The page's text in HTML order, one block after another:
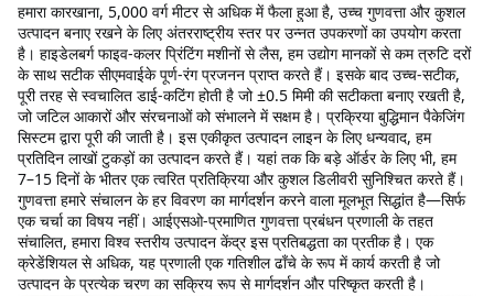
हमारा कारखाना, 5,000 वर्ग मीटर से अधिक में फैला हुआ है, उच्च गुणवत्ता और कुशल
उत्पादन बनाए रखने के लिए अंतरराष्ट्रीय स्तर पर उन्नत उपकरणों का उपयोग करता
है। हाइडेलबर्ग फाइव-कलर प्रिंटिंग मशीनों से लैस, हम उद्योग मानकों से कम त्रुटि दरों
के साथ सटीक सीएमवाईके पूर्ण-रंग प्रजनन प्राप्त करते हैं। इसके बाद उच्च-सटीक,
पूरी तरह से स्वचालित डाई-कटिंग होती है जो ±0.5 मिमी की सटीकता बनाए रखती है,
जो जटिल आकारों और संरचनाओं को संभालने में सक्षम है। प्रक्रिया बुद्धिमान पैकेजिंग
सिस्टम द्वारा पूरी की जाती है। इस एकीकृत उत्पादन लाइन के लिए धन्यवाद, हम
प्रतिदिन लाखों टुकड़ों का उत्पादन करते हैं। यहां तक कि बड़े ऑर्डर के लिए भी, हम
7–15 दिनों के भीतर एक त्वरित प्रतिक्रिया और कुशल डिलीवरी सुनिश्चित करते हैं।
गुणवत्ता हमारे संचालन के हर विवरण का मार्गदर्शन करने वाला मूलभूत सिद्धांत है—सिर्फ
एक चर्चा का विषय नहीं। आईएसओ-प्रमाणित गुणवत्ता प्रबंधन प्रणाली के तहत
संचालित, हमारा विश्व स्तरीय उत्पादन केंद्र इस प्रतिबद्धता का प्रतीक है। एक
क्रेडेंशियल से अधिक, यह प्रणाली एक गतिशील ढाँचे के रूप में कार्य करती है जो
उत्पादन के प्रत्येक चरण का सक्रिय रूप से मार्गदर्शन और परिष्कृत करती है।